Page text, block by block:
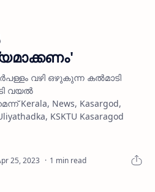
വഴി ഒഴുകുന്ന കല്‍മാടി
വയല്‍
Kerala, News, Kasargod,
KSKTU Kasaragod
1 min read